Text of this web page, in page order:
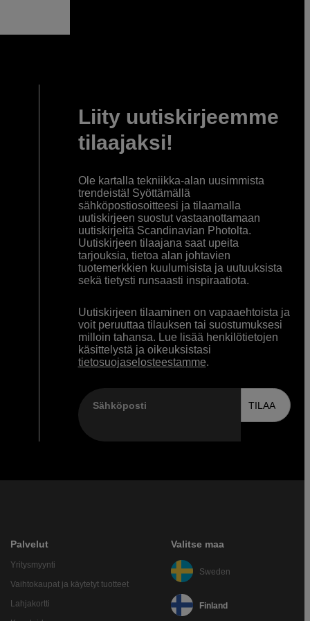
Liity uutiskirjeemme
tilaajaksi!
Ole kartalla tekniikka-alan uusimmista
trendeistä! Syöttämällä
sähköpostiosoitteesi ja tilaamalla
uutiskirjeen suostut vastaanottamaan
uutiskirjeitä Scandinavian Photolta.
Uutiskirjeen tilaajana saat upeita
tarjouksia, tietoa alan johtavien
tuotemerkkien kuulumisista ja uutuuksista
sekä tietysti runsaasti inspiraatiota.
Uutiskirjeen tilaaminen on vapaaehtoista ja
voit peruuttaa tilauksen tai suostumuksesi
milloin tahansa. Lue lisää henkilötietojen
käsittelystä ja oikeuksistasi
tietosuojaselosteestamme.
Sähköposti TILAA
Palvelut
Yritysmyynti
Vaihtokaupat ja käytetyt tuotteet
Lahjakortti
Valitse maa
Sweden
Finland